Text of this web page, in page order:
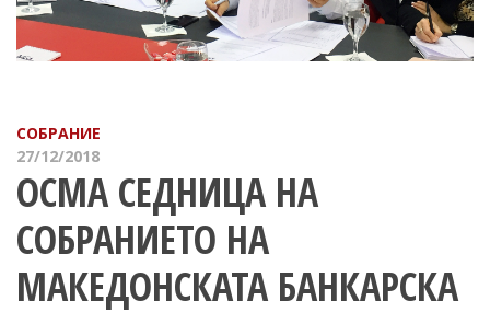
СОБРАНИЕ
27/12/2018
ОСМА СЕДНИЦА НА
СОБРАНИЕТО НА
МАКЕДОНСКАТА БАНКАРСКА